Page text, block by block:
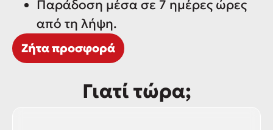
Παράδοση μέσα σε 7 ημέρες ώρες
από τη λήψη.
Ζήτα προσφορά
Γιατί τώρα;